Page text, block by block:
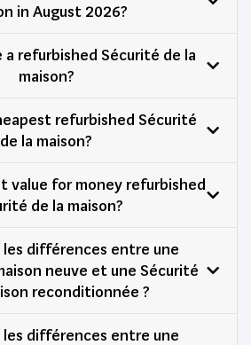
in August 2026?
refurbished Sécurité de la
maison?
refurbished Sécurité
de la maison?
de la maison?
les différences entre une
neuve et une Sécurité
reconditionnée ?
les différences entre une